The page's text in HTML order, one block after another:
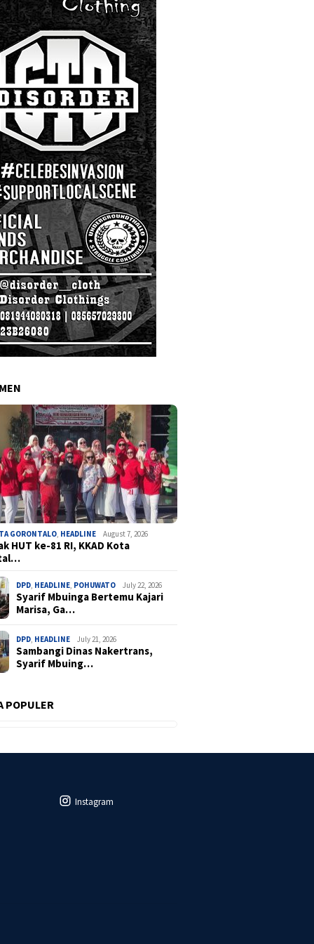
GORONTALO, HEADLINE August 7, 2026
HUT ke-81 RI, KKAD Kota
DPD, HEADLINE, POHUWATO July 22, 2026
Syarif Mbuinga Bertemu Kajari
Marisa, Ga…
DPD, HEADLINE July 21, 2026
Sambangi Dinas Nakertrans,
Syarif Mbuing…
POPULER
Instagram